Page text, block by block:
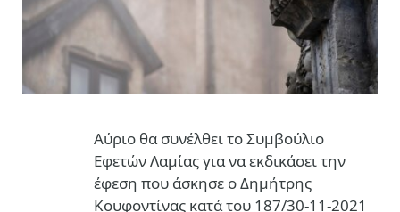
Αύριο θα συνέλθει το Συμβούλιο
Εφετών Λαμίας για να εκδικάσει την
έφεση που άσκησε ο Δημήτρης
Κουφοντίνας κατά του 187/30-11-2021